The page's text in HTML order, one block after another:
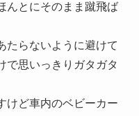
んとにそのまま蹴飛ば
たらないように避けて
で思いっきりガタガタ
けど車内のベビーカー